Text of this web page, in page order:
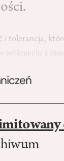
i tolerancja,
zetknięciu z